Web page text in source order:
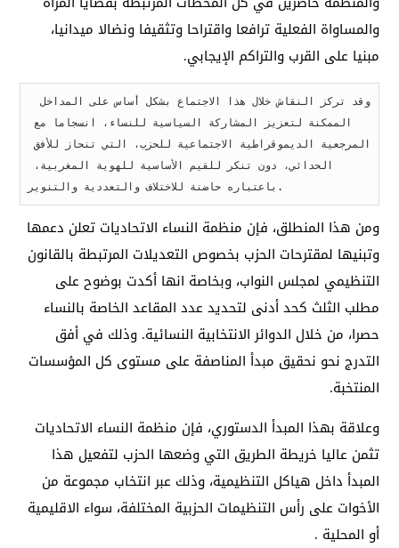
والمساواة الفعلية ترافعا واقتراحا وتثقيفا ونضالا ميدانيا،
مبنيا على القرب والتراكم الإيجابي.
المرجعية الديموقراطية الاجتماعية للحزب، التي تنحاز للأفق
باعتباره حاضنة للاختلاف والتعددية والتنوير.
ومن هذا المنطلق، فإن منظمة النساء الاتحاديات تعلن دعمها
وتبنيها لمقترحات الحزب بخصوص التعديلات المرتبطة بالقانون
التنظيمي لمجلس النواب، وبخاصة انها أكدت بوضوح على
مطلب الثلث كحد أدنى لتحديد عدد المقاعد الخاصة بالنساء
حصرا، من خلال الدوائر الانتخابية النسائية. وذلك في أفق
التدرج نحو نحقيق مبدأ المناصفة على مستوى كل المؤسسات
المنتخبة.
وعلاقة بهذا المبدأ الدستوري، فإن منظمة النساء الاتحاديات
تثمن عاليا خريطة الطريق التي وضعها الحزب لتفعيل هذا
المبدأ داخل هياكل التنظيمية، وذلك عبر انتخاب مجموعة من
الأخوات على رأس التنظيمات الحزبية المختلفة، سواء الاقليمية
أو المحلية .